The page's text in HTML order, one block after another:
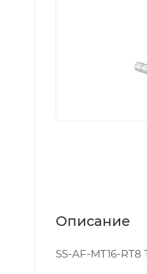
Описание
SS-AF-MT16-